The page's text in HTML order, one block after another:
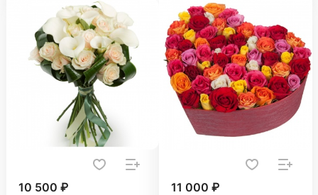
10 500 ₽ 11 000 ₽